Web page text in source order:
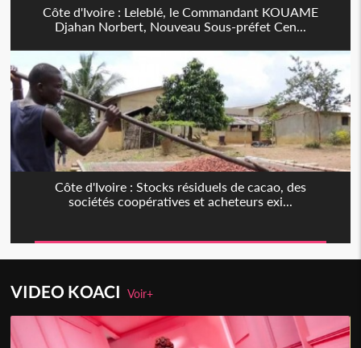
Côte d'Ivoire : Leleblé, le Commandant KOUAME
Djahan Norbert, Nouveau Sous-préfet Cen...
Côte d'Ivoire : Stocks résiduels de cacao, des
sociétés coopératives et acheteurs exi...
VIDEO KOACIVoir+